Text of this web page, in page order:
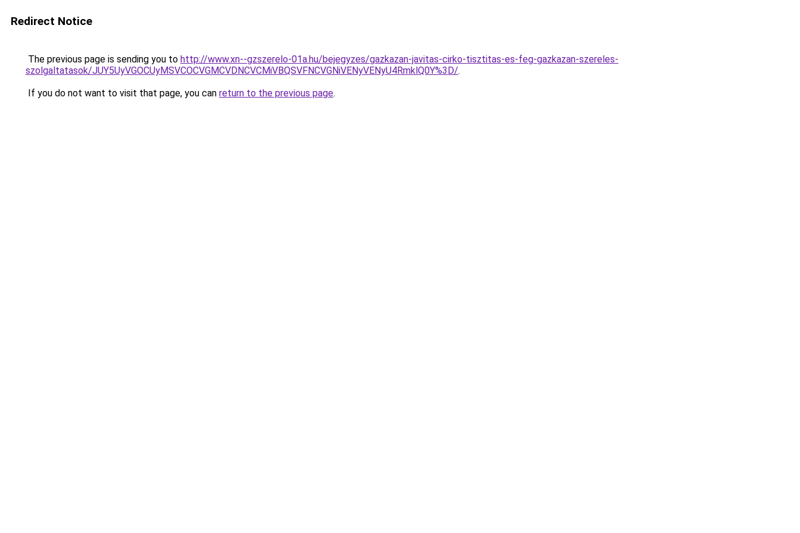
Redirect Notice
The previous page is sending you to http://www.xn--gzszerelo-01a.hu/bejegyzes/gazkazan-javitas-cirko-tisztitas-es-feg-gazkazan-szereles-
szolgaltatasok/JUY5UyVGOCUyMSVCOCVGMCVDNCVCMiVBQSVFNCVGNiVENyVENyU4RmklQ0Y%3D/.
If you do not want to visit that page, you can return to the previous page.